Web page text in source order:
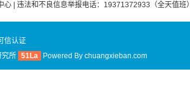
心 | 违法和不良信息举报电话：19371372933（全天值班）
究所 51La Powered By chuangxieban.com